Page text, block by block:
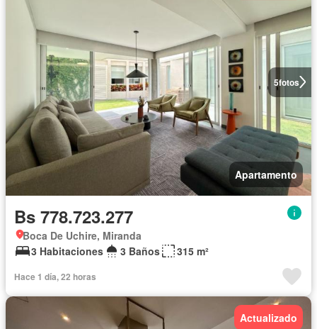
5fotos
Apartamento
Bs 778.723.277
Boca De Uchire, Miranda
3 Habitaciones
3 Baños 315 m²
Hace 1 día, 22 horas
Actualizado